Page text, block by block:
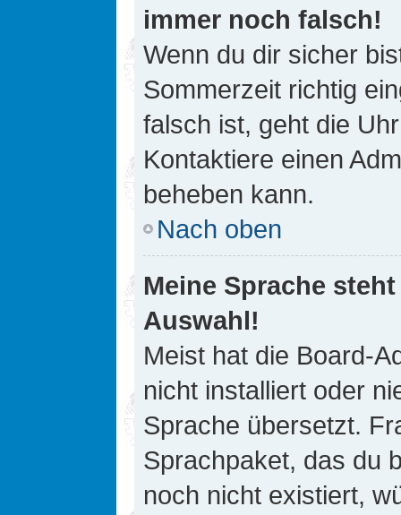
immer noch falsch!
Wenn du dir sicher
Sommerzeit richtig
falsch ist, geht die
Kontaktiere einen
beheben kann.
Nach oben
Meine Sprache
Auswahl!
Meist hat die Board-
nicht installiert oder
Sprache übersetzt.
Sprachpaket, das du
noch nicht existiert,